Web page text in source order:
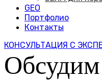
GEO
Портфолио
Контакты
КОНСУЛЬТАЦИЯ С